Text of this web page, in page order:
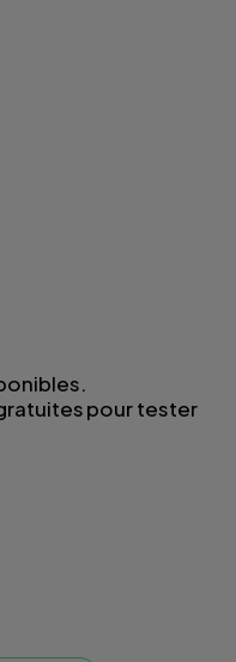
pour tester